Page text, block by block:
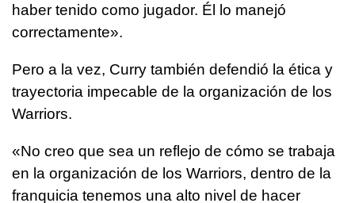
haber tenido como jugador. Él lo manejó
correctamente».
Pero a la vez, Curry también defendió la ética y
trayectoria impecable de la organización de los
Warriors.
«No creo que sea un reflejo de cómo se trabaja
en la organización de los Warriors, dentro de la
franquicia tenemos una alto nivel de hacer